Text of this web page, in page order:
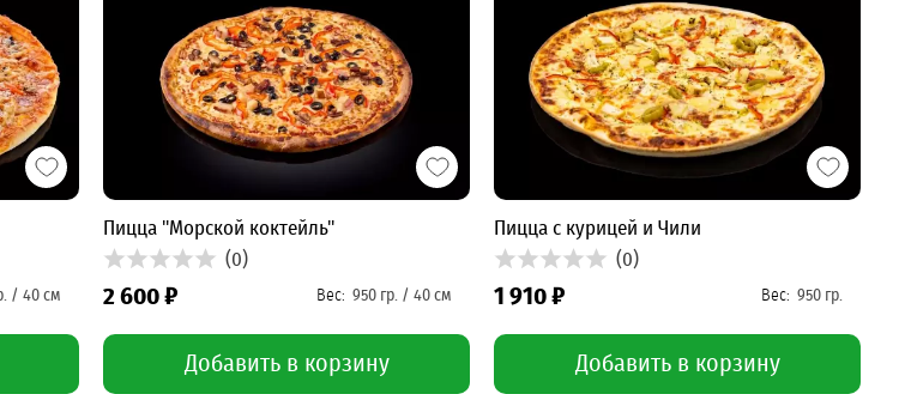
Пицца "Морской коктейль"
(0)
2 600 ₽
Добавить в корзину
Пицца с курицей и Чили
(0)
1 910 ₽
Добавить в корзину